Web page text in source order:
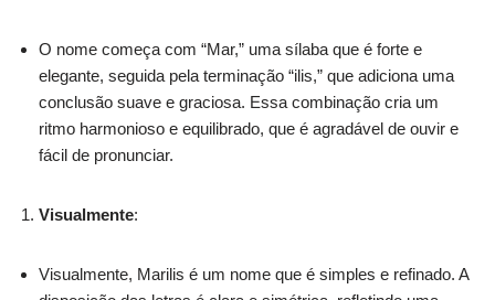
O nome começa com “Mar,” uma sílaba que é forte e
elegante, seguida pela terminação “ilis,” que adiciona uma
conclusão suave e graciosa. Essa combinação cria um
ritmo harmonioso e equilibrado, que é agradável de ouvir e
fácil de pronunciar.
Visualmente:
Visualmente, Marilis é um nome que é simples e refinado. A